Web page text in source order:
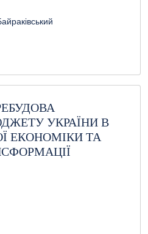
УКРАЇНИ В
ЕКОНОМІКИ ТА